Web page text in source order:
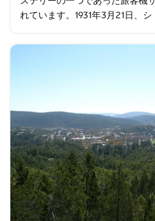
れています。1931年3月21日、
ました…